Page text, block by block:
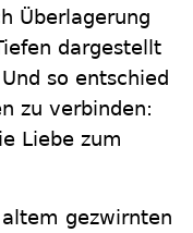
Überlagerung
dargestellt
so entschied
zu verbinden:
Liebe zum
gezwirnten